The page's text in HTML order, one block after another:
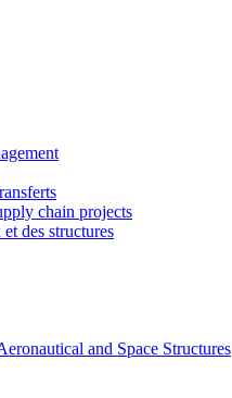
chain projects
des structures
and Space Structures